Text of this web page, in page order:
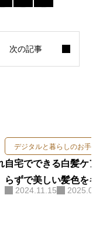
デジタルと暮らしのお手入
自宅でできる白髪ケア
らずで美しい髪色をキ
法 2024.11.15